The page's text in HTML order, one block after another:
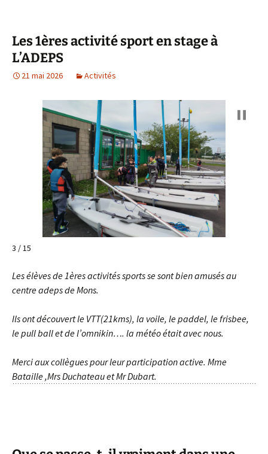
Les 1ères activité sport en stage à
L’ADEPS
21 mai 2026 Activités
4 / 15
Les élèves de 1ères activités sports se sont bien amusés au
centre adeps de Mons.
Ils ont découvert le VTT(21kms), la voile, le paddel, le frisbee,
le pull ball et de l’omnikin…. la météo était avec nous.
Merci aux collègues pour leur participation active. Mme
Bataille ,Mrs Duchateau et Mr Dubart.